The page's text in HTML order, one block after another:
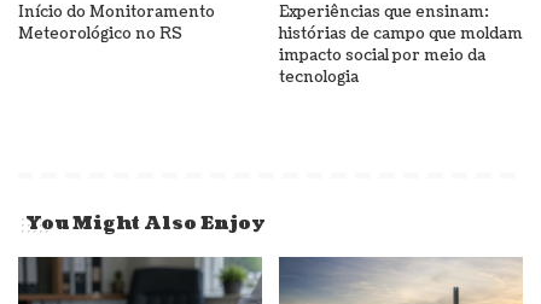
Início do Monitoramento
Meteorológico no RS
Experiências que ensinam:
histórias de campo que moldam
impacto social por meio da
tecnologia
You Might Also Enjoy